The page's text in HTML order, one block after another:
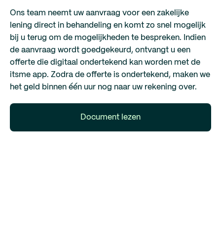
Ons team neemt uw aanvraag voor een zakelijke
lening direct in behandeling en komt zo snel mogelijk
bij u terug om de mogelijkheden te bespreken. Indien
de aanvraag wordt goedgekeurd, ontvangt u een
offerte die digitaal ondertekend kan worden met de
itsme app. Zodra de offerte is ondertekend, maken we
het geld binnen één uur nog naar uw rekening over.
Document lezen